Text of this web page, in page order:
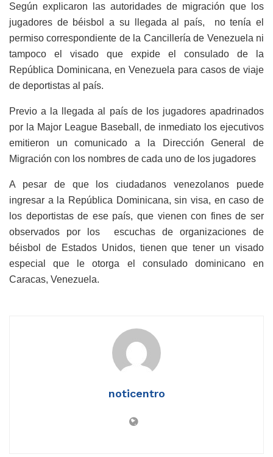
Según explicaron las autoridades de migración que los
jugadores de béisbol a su llegada al país, no tenía el
permiso correspondiente de la Cancillería de Venezuela ni
tampoco el visado que expide el consulado de la
República Dominicana, en Venezuela para casos de viaje
de deportistas al país.
Previo a la llegada al país de los jugadores apadrinados
por la Major League Baseball, de inmediato los ejecutivos
emitieron un comunicado a la Dirección General de
Migración con los nombres de cada uno de los jugadores
A pesar de que los ciudadanos venezolanos puede
ingresar a la República Dominicana, sin visa, en caso de
los deportistas de ese país, que vienen con fines de ser
observados por los escuchas de organizaciones de
béisbol de Estados Unidos, tienen que tener un visado
especial que le otorga el consulado dominicano en
Caracas, Venezuela.
noticentro